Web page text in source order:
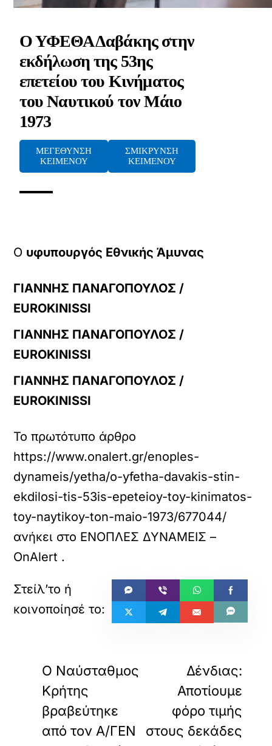
Ο ΥΦΕΘΑ Δαβάκης στην
εκδήλωση της 53ης
επετείου του Κινήματος
του Ναυτικού τον Μάιο
1973
ΜΕΓΕΘΥΝΣΗ
ΚΕΙΜΕΝΟΥ
ΣΜΙΚΡΥΝΣΗ
ΚΕΙΜΕΝΟΥ
Ο υφυπουργός Εθνικής Άμυνας
ΓΙΑΝΝΗΣ ΠΑΝΑΓΟΠΟΥΛΟΣ /
EUROKINISSI
ΓΙΑΝΝΗΣ ΠΑΝΑΓΟΠΟΥΛΟΣ /
EUROKINISSI
ΓΙΑΝΝΗΣ ΠΑΝΑΓΟΠΟΥΛΟΣ /
EUROKINISSI
Το πρωτότυπο άρθρο
https://www.onalert.gr/enoples-
dynameis/yetha/o-yfetha-davakis-stin-
ekdilosi-tis-53is-epeteioy-toy-kinimatos-
toy-naytikoy-ton-maio-1973/677044/
ανήκει στο ΕΝΟΠΛΕΣ ΔΥΝΑΜΕΙΣ –
OnAlert .
Ο Ναύσταθμος
Κρήτης
βραβεύτηκε
από τον Α/ΓΕΝ
Δένδιας:
Αποτίουμε
φόρο τιμής
στους δεκάδες